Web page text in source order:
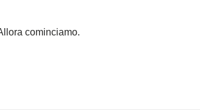
cominciamo.